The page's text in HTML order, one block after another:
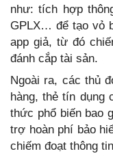
như: tích hợp
GPLX… để tạo vỏ
app giả, từ đó
đánh cắp tài sản.
Ngoài ra, các thủ
hàng, thẻ tín dụng
thức phổ biến bao
trợ hoàn phí bảo
chiếm đoạt thông